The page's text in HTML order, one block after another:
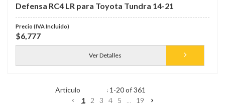
Defensa RC4 LR para Toyota Tundra 14-21
$6,777
Ver Detalles
Items 1 -20of 361
1
2 3 4 5 19